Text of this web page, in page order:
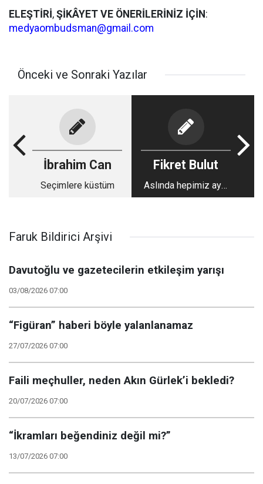
ELEŞTİRİ, ŞİKÂYET VE ÖNERİLERİNİZ İÇİN :
medyaombudsman@gmail.com
Önceki ve Sonraki Yazılar
İbrahim Can
Seçimlere küstüm
Fikret Bulut
Aslında hepimiz aynı
mahallenin
Faruk Bildirici Arşivi
Davutoğlu ve gazetecilerin etkileşim yarışı
03/08/2026 07:00
“Figüran” haberi böyle yalanlanamaz
27/07/2026 07:00
Faili meçhuller, neden Akın Gürlek’i bekledi?
20/07/2026 07:00
“İkramları beğendiniz değil mi?”
13/07/2026 07:00